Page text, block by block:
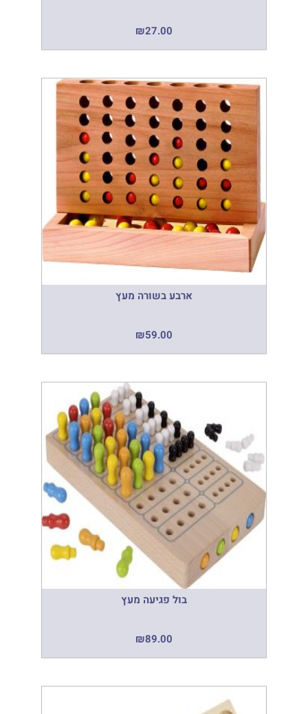
₪27.00
ארבע בשורה מעץ
₪59.00
בול פגיעה מעץ
₪89.00